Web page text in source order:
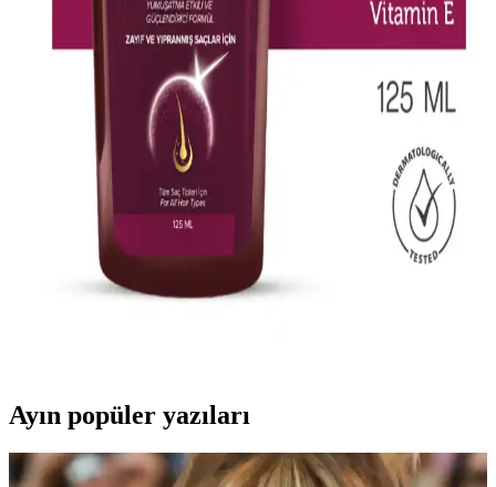
Akınca küllü gri saç rengi, doğal ve soğuk tonlarıyla modern bir
görünüm sağlar. Bakım ve uygulama ipuçlarıyla saçlarınızda şıklık
ve sağlık yakalayın.
2023 Yılında Boyalı Saçlar İçin En İyi Şampuan
Seçenekleri ve Bakım İpuçları
2023 yılında piyasaya çıkan renk koruyucu şampuanlar, saç rengini
uzun süre muhafaza ederken saç sağlığını destekler. Doğru ürün
seçimi ve düzenli bakım ile parlak ve sağlıklı saçlar.
Laventin Keratinli Bakım Spreyi ile Yıpranmış
Saçlarınızı Güçlendirin ve Canlandırın
Ayın popüler yazıları